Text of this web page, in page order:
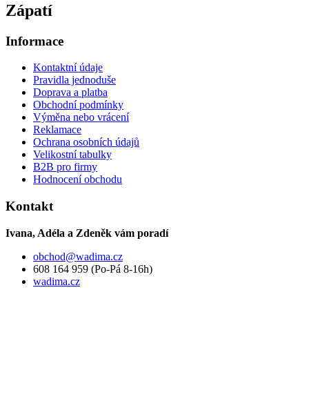
Zápatí
Informace
Kontaktní údaje
Pravidla jednoduše
Doprava a platba
Obchodní podmínky
Výměna nebo vrácení
Reklamace
Ochrana osobních údajů
Velikostní tabulky
B2B pro firmy
Hodnocení obchodu
Kontakt
Ivana, Adéla a Zdeněk vám poradí
obchod@wadima.cz
608 164 959 (Po-Pá 8-16h)
wadima.cz